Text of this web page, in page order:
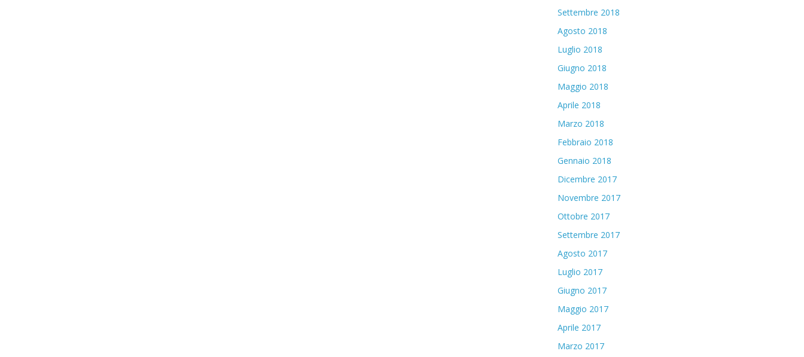
Settembre 2018
Agosto 2018
Luglio 2018
Giugno 2018
Maggio 2018
Aprile 2018
Marzo 2018
Febbraio 2018
Gennaio 2018
Dicembre 2017
Novembre 2017
Ottobre 2017
Settembre 2017
Agosto 2017
Luglio 2017
Giugno 2017
Maggio 2017
Aprile 2017
Marzo 2017